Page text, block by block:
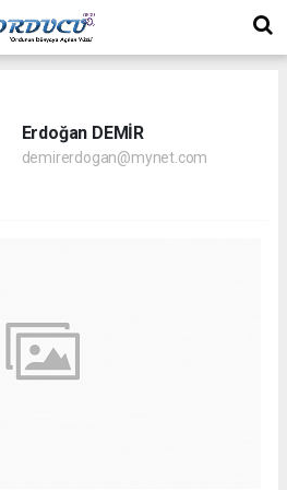
Erdoğan DEMİR
demirerdogan@mynet.com